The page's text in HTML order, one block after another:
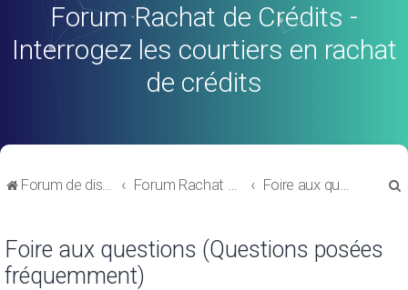
Forum Rachat de Crédits -
Interrogez les courtiers en rachat
de crédits
Forum de discussions sur le Regroupement de Crédits et le Rachat de Crédits Forum Rachat de Crédits Foire aux questions (Questions posées fréquemment)
Foire aux questions (Questions posées
fréquemment)